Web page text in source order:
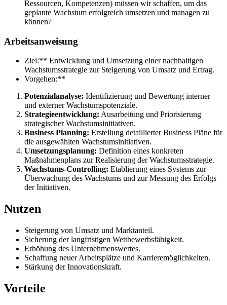
Ressourcen, Kompetenzen) müssen wir schaffen, um das
geplante Wachstum erfolgreich umsetzen und managen zu
können?
Arbeitsanweisung
Ziel:** Entwicklung und Umsetzung einer nachhaltigen
Wachstumsstrategie zur Steigerung von Umsatz und Ertrag.
Vorgehen:**
Potenzialanalyse: Identifizierung und Bewertung interner
und externer Wachstumspotenziale.
Strategieentwicklung: Ausarbeitung und Priorisierung
strategischer Wachstumsinitiativen.
Business Planning: Erstellung detaillierter Business Pläne für
die ausgewählten Wachstumsinitiativen.
Umsetzungsplanung: Definition eines konkreten
Maßnahmenplans zur Realisierung der Wachstumsstrategie.
Wachstums-Controlling: Etablierung eines Systems zur
Überwachung des Wachstums und zur Messung des Erfolgs
der Initiativen.
Nutzen
Steigerung von Umsatz und Marktanteil.
Sicherung der langfristigen Wettbewerbsfähigkeit.
Erhöhung des Unternehmenswertes.
Schaffung neuer Arbeitsplätze und Karrieremöglichkeiten.
Stärkung der Innovationskraft.
Vorteile